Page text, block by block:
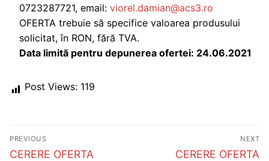
0723287721, email: viorel.damian@acs3.ro
OFERTA trebuie să specifice valoarea produsului
solicitat, în RON, fără TVA.
Data limită pentru depunerea ofertei: 24.06.2021
Post Views: 119
Post
navigation
PREVIOUS
Previous
CERERE OFERTA
NEXT
Next
CERERE OFERTA